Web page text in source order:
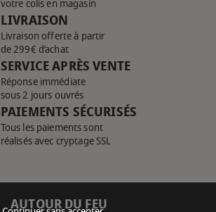
votre colis en magasin
LIVRAISON
Livraison offerte à partir
de 299€ d’achat
SERVICE APRÈS VENTE
Réponse immédiate
sous 2 jours ouvrés
PAIEMENTS SÉCURISÉS
Tous les paiements sont
réalisés avec cryptage SSL
AUTOUR DU FEU